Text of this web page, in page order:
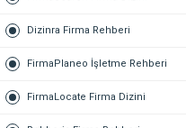
Dizinra Firma Rehberi
FirmaPlaneo İşletme Rehberi
FirmaLocate Firma Dizini